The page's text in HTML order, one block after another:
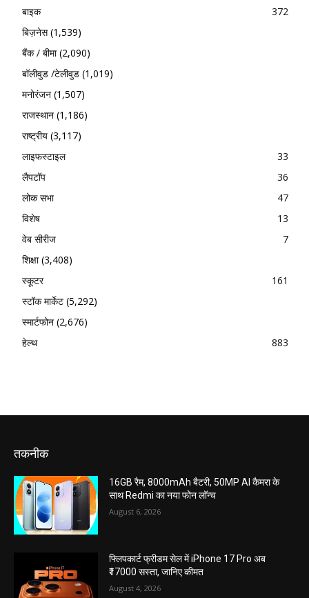
बाइक
372
बिज़नेस(1,539)
बैंक / बीमा(2,090)
बॉलीवुड /टेलीवुड (1,019)
मनोरंजन (1,507)
राजस्थान (1,186)
राष्ट्रीय (3,117)
लाइफस्टाइल
33
लैपटॉप
36
लोक सभा
47
विशेष
13
वेब सीरीज
7
शिक्षा(3,408)
स्कूटर
161
स्टॉक मार्केट (5,292)
स्मार्टफोन (2,676)
हेल्थ
883
तकनीक
16GB रैम, 8000mAh बैटरी, 50MP AI कैमरा के
साथ Redmi का नया फोन लॉन्च
August 6, 2026
फ्लिपकार्ट फ्रीडम सेल में iPhone 17 Pro अब
₹17000 सस्ता, जानिए कीमत
August 4, 2026